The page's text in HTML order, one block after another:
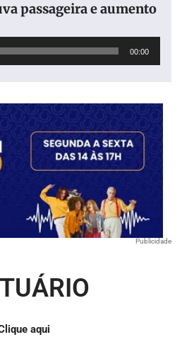
passageira e aumento
00:00
Publicidade
aqui